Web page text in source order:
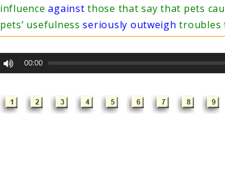
influenceagainstthose that say that pets
pets’ usefulnessseriously outweightroubles
00:00